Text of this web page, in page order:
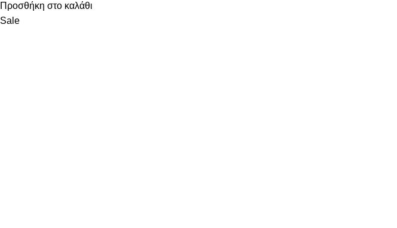
Προσθήκη στο καλάθι
Sale